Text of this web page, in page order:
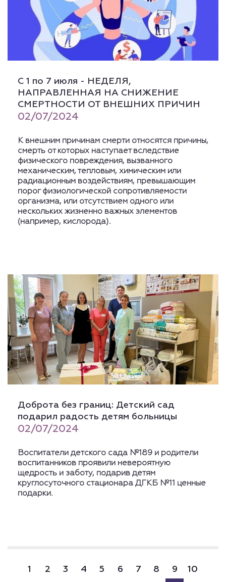
С 1 по 7 июля - НЕДЕЛЯ,
НАПРАВЛЕННАЯ НА СНИЖЕНИЕ
СМЕРТНОСТИ ОТ ВНЕШНИХ ПРИЧИН
02/07/2024
К внешним причинам смерти относятся причины,
смерть от которых наступает вследствие
физического повреждения, вызванного
механическим, тепловым, химическим или
радиационным воздействиям, превышающим
порог физиологической сопротивляемости
организма, или отсутствием одного или
нескольких жизненно важных элементов
(например, кислорода).
Доброта без границ: Детский сад
подарил радость детям больницы
02/07/2024
Воспитатели детского сада №189 и родители
воспитанников проявили невероятную
щедрость и заботу, подарив детям
круглосуточного стационара ДГКБ №11 ценные
подарки.
1 2 3 4 5 6 7 8 9
10